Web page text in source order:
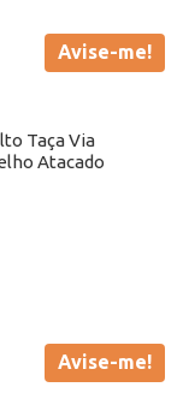
Avise-me!
Taça Via
Atacado
Avise-me!